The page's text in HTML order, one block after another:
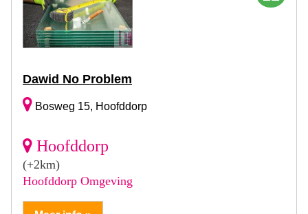
Dawid No Problem
Bosweg 15, Hoofddorp
Hoofddorp
(+2km)
Hoofddorp Omgeving